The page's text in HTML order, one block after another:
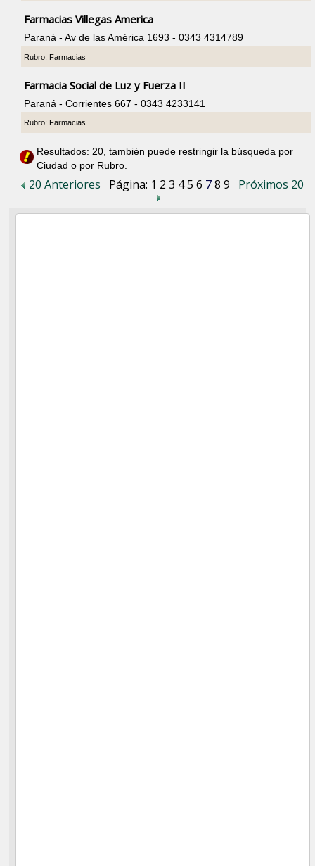
Farmacias Villegas America
Paraná - Av de las América 1693 - 0343 4314789
Rubro: Farmacias
Farmacia Social de Luz y Fuerza II
Paraná - Corrientes 667 - 0343 4233141
Rubro: Farmacias
Resultados: 20, también puede restringir la búsqueda por
Ciudad o por Rubro.
20 Anteriores Página: 1 2 3 45 6 78 9 Próximos 20